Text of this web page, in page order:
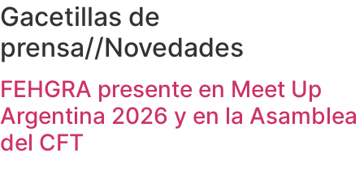
Gacetillas de
prensa//Novedades
FEHGRA presente en Meet Up
Argentina 2026 y en la Asamblea
del CFT